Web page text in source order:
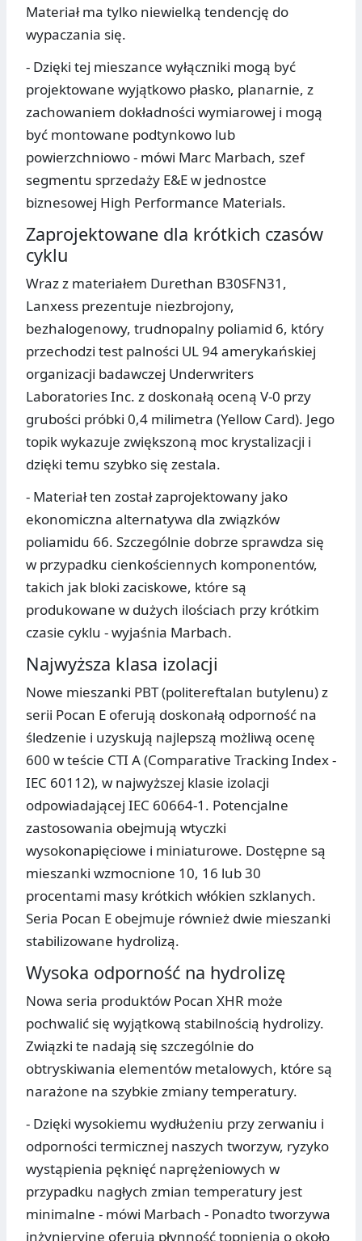
Materiał ma tylko niewielką tendencję do
wypaczania się.
- Dzięki tej mieszance wyłączniki mogą być
projektowane wyjątkowo płasko, planarnie, z
zachowaniem dokładności wymiarowej i mogą
być montowane podtynkowo lub
powierzchniowo - mówi Marc Marbach, szef
segmentu sprzedaży E&E w jednostce
biznesowej High Performance Materials.
Zaprojektowane dla krótkich czasów
cyklu
Wraz z materiałem Durethan B30SFN31,
Lanxess prezentuje niezbrojony,
bezhalogenowy, trudnopalny poliamid 6, który
przechodzi test palności UL 94 amerykańskiej
organizacji badawczej Underwriters
Laboratories Inc. z doskonałą oceną V-0 przy
grubości próbki 0,4 milimetra (Yellow Card). Jego
topik wykazuje zwiększoną moc krystalizacji i
dzięki temu szybko się zestala.
- Materiał ten został zaprojektowany jako
ekonomiczna alternatywa dla związków
poliamidu 66. Szczególnie dobrze sprawdza się
w przypadku cienkościennych komponentów,
takich jak bloki zaciskowe, które są
produkowane w dużych ilościach przy krótkim
czasie cyklu - wyjaśnia Marbach.
Najwyższa klasa izolacji
Nowe mieszanki PBT (politereftalan butylenu) z
serii Pocan E oferują doskonałą odporność na
śledzenie i uzyskują najlepszą możliwą ocenę
600 w teście CTI A (Comparative Tracking Index -
IEC 60112), w najwyższej klasie izolacji
odpowiadającej IEC 60664-1. Potencjalne
zastosowania obejmują wtyczki
wysokonapięciowe i miniaturowe. Dostępne są
mieszanki wzmocnione 10, 16 lub 30
procentami masy krótkich włókien szklanych.
Seria Pocan E obejmuje również dwie mieszanki
stabilizowane hydrolizą.
Wysoka odporność na hydrolizę
Nowa seria produktów Pocan XHR może
pochwalić się wyjątkową stabilnością hydrolizy.
Związki te nadają się szczególnie do
obtryskiwania elementów metalowych, które są
narażone na szybkie zmiany temperatury.
- Dzięki wysokiemu wydłużeniu przy zerwaniu i
odporności termicznej naszych tworzyw, ryzyko
wystąpienia pęknięć naprężeniowych w
przypadku nagłych zmian temperatury jest
minimalne - mówi Marbach - Ponadto tworzywa
inżynieryjne oferują płynność topnienia o około